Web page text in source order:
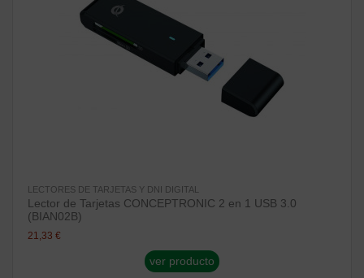
LECTORES DE TARJETAS Y DNI DIGITAL
Lector de Tarjetas CONCEPTRONIC 2 en 1 USB 3.0
(BIAN02B)
21,33 €
ver producto